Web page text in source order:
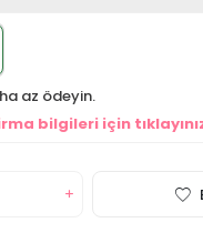
az ödeyin.
bilgileri için